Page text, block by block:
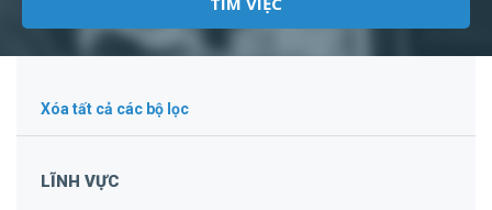
Xóa tất cả các bộ lọc
LĨNH VỰC